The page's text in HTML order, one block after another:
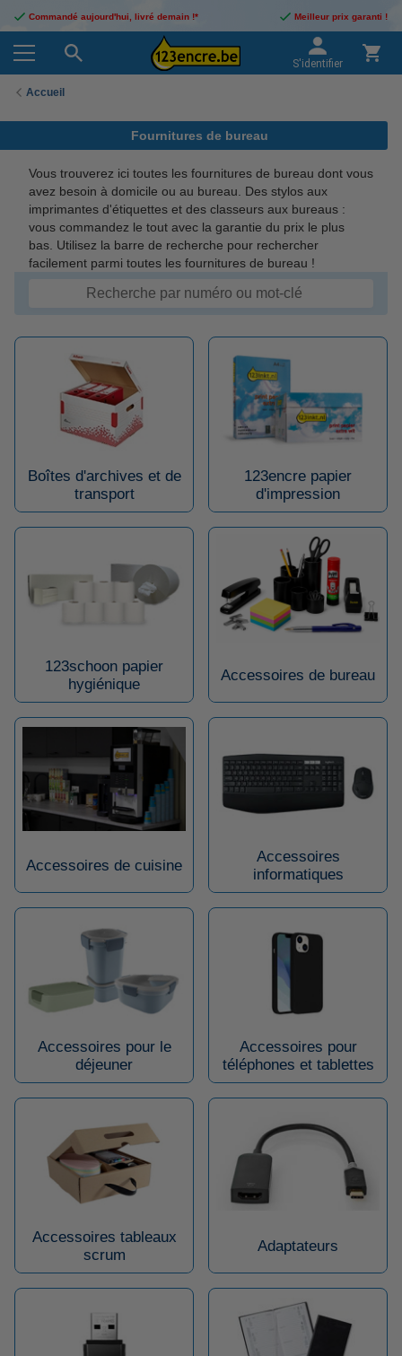
Commandé aujourd'hui, livré demain !* Meilleur prix garanti !
S'identifier
Accueil
Fournitures de bureau
Vous trouverez ici toutes les fournitures de bureau dont vous
avez besoin à domicile ou au bureau. Des stylos aux
imprimantes d'étiquettes et des classeurs aux bureaus :
vous commandez le tout avec la garantie du prix le plus
bas. Utilisez la barre de recherche pour rechercher
facilement parmi toutes les fournitures de bureau !
Boîtes d'archives et de
transport
123encre papier
d'impression
123schoon papier
hygiénique
Accessoires de bureau
Accessoires de cuisine
Accessoires
informatiques
Accessoires pour le
déjeuner
Accessoires pour
téléphones et tablettes
Accessoires tableaux
scrum
Adaptateurs